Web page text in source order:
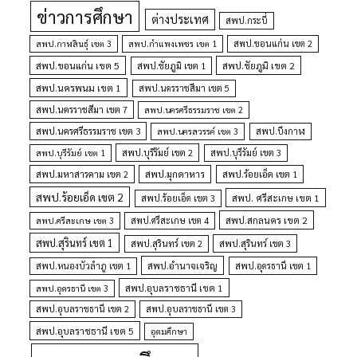
ข่าวการศึกษา ต่างประเทศ สพป.กระบี่
สพป.กาฬสินธุ์ เขต 3 สพป.กำแพงเพชร เขต 1 สพป.ขอนแก่น เขต 2
สพป.ขอนแก่น เขต 5 สพป.ชัยภูมิ เขต 1
สพป.ชัยภูมิ เขต 2
สพป.นครพนม เขต 1
สพป.นครราชสีมา เขต 5
สพป.นครราชสีมา เขต 7
สพป.นครศรีธรรมราช เขต 2
สพป.นครศรีธรรมราช เขต 3 สพป.นครสวรรค์ เขต 3
สพป.บึงกาฬ
สพป.บุรีรัมย์ เขต 1
สพป.บุรีรัมย์ เขต 2
สพป.บุรีรัมย์ เขต 3
สพป.มหาสารคาม เขต 2
สพป.มุกดาหาร สพป.ร้อยเอ็ด เขต 1
สพป.ร้อยเอ็ด เขต 2 สพป.ร้อยเอ็ด เขต 3 สพป. ศรีสะเกษ เขต 1
สพป.ศรีสะเกษ เขต 3 สพป.ศรีสะเกษ เขต 4 สพป.สกลนคร เขต 2
สพป.สุรินทร์ เขต 1 สพป.สุรินทร์ เขต 2
สพป.สุรินทร์ เขต 3
สพป.หนองบัวลำภู เขต 1
สพป.อำนาจเจริญ
สพป.อุดรธานี เขต 1
สพป.อุดรธานี เขต 3
สพป.อุบลราชธานี เขต 1
สพป.อุบลราชธานี เขต 2 สพป.อุบลราชธานี เขต 3
สพป.อุบลราชธานี เขต 5 อุดมศึกษา